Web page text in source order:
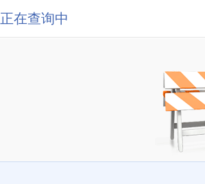
正在查询中